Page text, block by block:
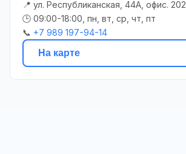
📍 ул. Республиканская, 44А, офис. 202
🕒 09:00-18:00, пн, вт, ср, чт, пт
📞 +7 989 197-94-14
На карте